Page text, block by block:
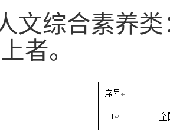
文综合素养
者。